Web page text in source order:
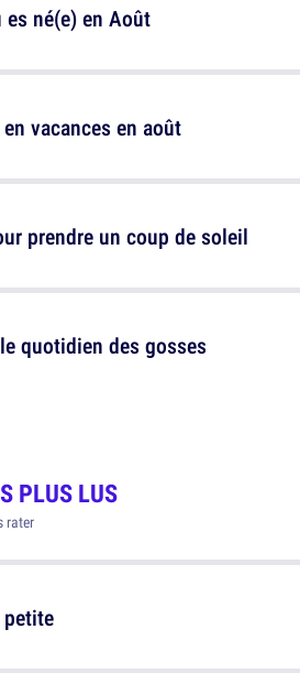
né(e) en Août
prendre un coup de soleil
vacances en août
quotidien des gosses
PLUS LUS
rater
petite